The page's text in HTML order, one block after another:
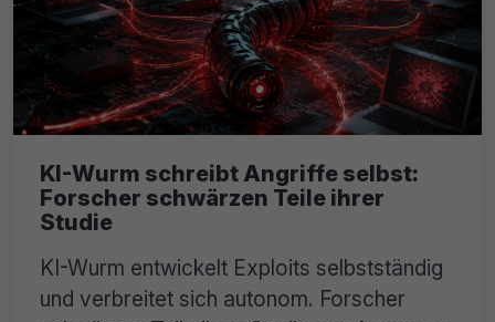
KI-Wurm schreibt Angriffe selbst:
Forscher schwärzen Teile ihrer
Studie
KI-Wurm entwickelt Exploits selbstständig
und verbreitet sich autonom. Forscher